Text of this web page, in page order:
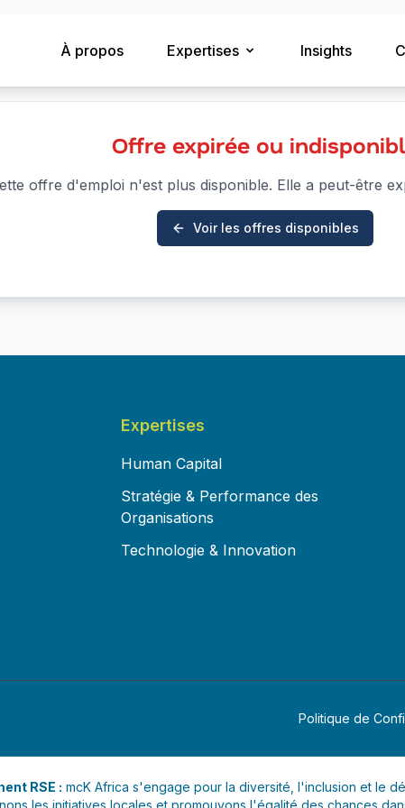
À propos Expertises Insights
Offre expirée ou
offre d'emploi n'est plus disponible. Elle a peut-être
Voir les offres disponibles
Expertises
Human Capital
Stratégie & Performance des
Organisations
Technologie & Innovation
Politique de
RSE : mcK Africa s'engage pour la diversité, l'inclusion et le
les initiatives locales et promouvons l'égalité des chances